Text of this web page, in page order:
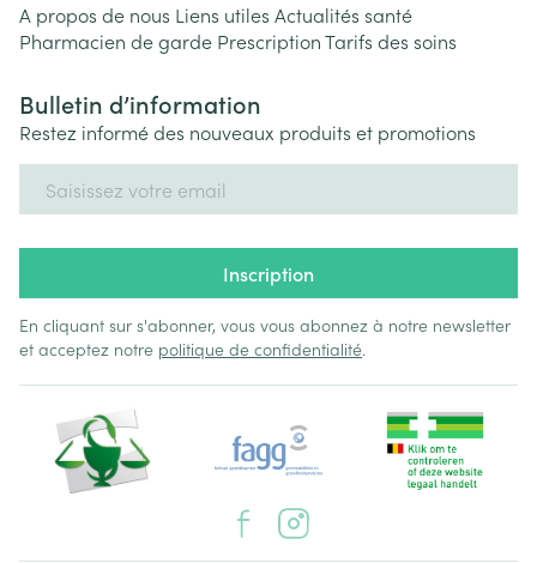
A propos de nous Liens utiles Actualités santé
Pharmacien de garde PrescriptionTarifs des soins
Bulletin d’information
Restez informé des nouveaux produits et promotions
Inscription
En cliquant sur s'abonner, vous vous abonnez à notre newsletter
et acceptez notre politique de confidentialité.